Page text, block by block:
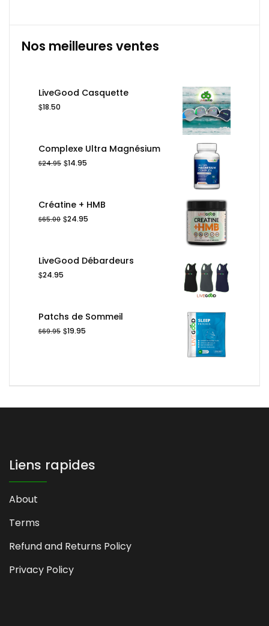
Nos meilleures ventes
LiveGood Casquette
$18.50
Complexe Ultra Magnésium
$24.95 Le
était :
$14.95
est :
Créatine + HMB
$65.00 Le
était :
$24.95
est :
LiveGood Débardeurs
$24.95
Patchs de Sommeil
$69.95 Le
$19.95
Liens rapides
About
Terms
Refund and Returns Policy
Privacy Policy